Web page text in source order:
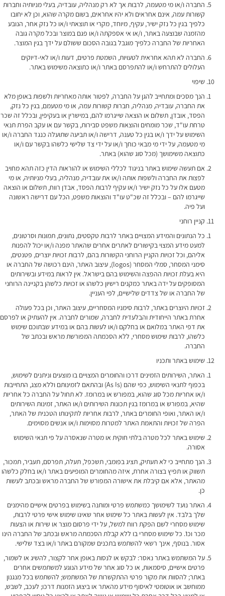
החברה ו/או מי מטעמה, לרבות אך לא רק מנהליה, עובדיה, בעלי מניותיה וחברות
קשורות עמה, אינם אחראים ולא יהיו אחראים, בשום מקרה שהוא, וכן לא יחובו
כלפיך בגין כל נזק ישיר, עקיף, מיוחד, מקרי או תוצאתי ו/או כל נזק אחר, הנובע
מהזמנה שבוצעה באתר, ו/או אי אספקתה ו/או פגם במוצר ובכל מקרה גובה
האחריות של החברה כלפיך מוגבל בגובה הסכום ששולם על ידך בגין המוצר.
החברה לא תהא אחראית לטעויות, השמטת פרטים, דעות ו/או לאי-דיוקים
העלולים להתרחש ו/או להתפרסם באתר ו/או כתוצאה משימוש באתר.
שיפוי
הנך מסכים ומתחייב להגן על החברה, לפטור אותה מאחריות ולשפות באופן מלא
את החברה, עובדיה, מנהליה, חברות קשורות עמה, או מי מטעמם, בגין כל נזק,
הפסד, אובדן, תשלום או הוצאה שייגרמו להם, במישרין או בעקיפין, ובכלל זה שכר
טרחת עו"ד, שכר מומחים והוצאות משפט סבירות, בקשר עם או עקב הפרת תנאי
השימוש על ידך ו/או בגין כל טענה, דרישה ו/או תביעה שתועלה כנגד החברה ו/או
מי מטעמה, על ידי מי מבאי כוחך ו/או על ידי צד שלישי כלשהו בקשר עם ו/או
כתוצאה משימושך (מכל סוג שהוא) באתר.
אם תעשה שימוש באתר בניגוד לכללי השימוש או להוראות הדין כזה תהא מחויב
לפצות את החברה ולשפות אותה ו/או את עובדיה, מנהליה, בעלי מניותיה, או מי
מטעם אלו על כל נזק ישיר ו/או עקיף לרבות הפסד, אבדן רווח, תשלום או הוצאה
שייגרמו להם – ובכלל זה שכ"ט עו"ד והוצאות משפט, הכל עם דרישה ראשונה
ועל פיה.
קניין רוחני
כל הנתונים והמידע המצויים באתר לרבות טקסטים, נתונים, תמונות וסרטונים,
למעט מידע המצוי בקישורים לאתרים אחרים שהאתר מפנה ו/או יכול להפנות
אליהם, וכל זכויות הקניין הרוחני הקשורות בהם, לרבות זכויות יוצרים, פטנטים,
סימני המסחר, סמלי המסחר (logos), עיצוב האתר, הינם רכושה של החברה או
היא בעלת זכויות ההפצה והשימוש בהם בישראל. אין לראות במידע ובשירותים
המסופקים על ידה באתר כמקנים רישיון כלשהו או זכויות כלשהן בקניינה הרוחני
של החברה או של צדדים שלישיים, לפי העניין.
זכויות היוצרים באתר, לרבות סימניו המסחריים, עיצוב האתר, וכן בכל פעולה
אחרת באתר הייחודית והבלעדית לחברה, שמורים לחברה. אין להעתיק או לפרסם
את דפי האתר במלואם או בחלקם ו/או לעשות בהם או במידע שבתוכם שימוש
כלשהו, לרבות שימוש מסחרי, ללא הסכמתה המפורשת מראש ובכתב של
החברה.
שימוש באתר ותכניו
האתר, השירותים הזמינים דרכו והחומרים המצויים בו מוצעים וניתנים לשימוש,
בכפוף לתנאי השימוש, כפי שהם (As Is) ובהתאם לזמינותם וללא מצג, התחייבות
ו/או אחריות מכל סוג שהוא, במפורש או במרומז. לא תחול על החברה כל אחריות
שהיא, במפורש או במרומז בגין תכונות השירותים ו/או האתר, זמינות השירותים
ו/או האתר, ואופי החומרים באתר, לרבות אחריות לתקינותו הטכנית של האתר,
הפרה של זכויות והתאמת האתר למטרות מסוימות ו/או אנשים מסוימים.
שימוש באתר לכל מטרה בלתי חוקית או מטרה שנאסרה על פי תנאי השימוש
אסורה.
הנך מתחייב כי לא תעתיק, תציג בפומבי, תשכפל, תעלה, תפרסם, תעביר, תמכור,
תשווק או תפיץ בצורה אחרת, איזה מהחומרים המופיעים באתר ו/או בחלק כלשהו
מהאתר, אלא אם קיבלת את אישורה המפורש של החברה מראש ובכתב לעשות
כן.
האתר נועד לשימושך כמשתמש פרטי ומותנה בשימוש בפרטים אישיים מהימנים
שלך בלבד. אין לעשות באתר כל שימוש אחר שאינו שימוש אישי פרטי לרבות,
שימוש מסחרי לשם הפקת רווח למשל, על ידי פרסום מוצר או שירות או הצעות
מכר וכו'. כל שימוש מסחרי בו ללא קבלת הסכמתה מראש ובכתב של החברה הינו
אסור. בנוסף, אינך רשאי להשתמש בתכנים שמקורם באתר ו/או בצד שלישי.
על המשתמש באתר נאסר: לבקש או לנסות באופן אחר לקצור, להשיג או לשמור,
פרטים אישיים, סיסמאות, או כל סוג אחר של מידע הנוגע למשתמשים אחרים
באתר; להסוות את מקור פרטי ההתקשרות של המשתמש; להשתמש בכל מנגנון
ממוחשב או אוטומטי לאיסוף מידע מהאתר או ביצוע הזמנות דרכו; לעכב, לשבש,